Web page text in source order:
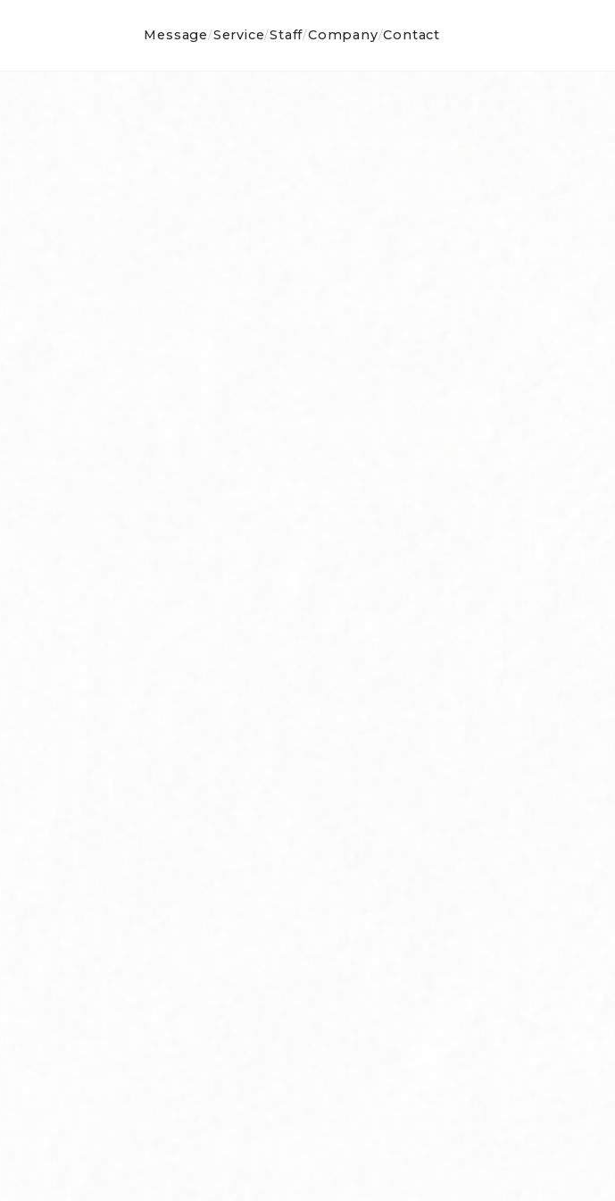
Message/Service/Staff/Company/Contact